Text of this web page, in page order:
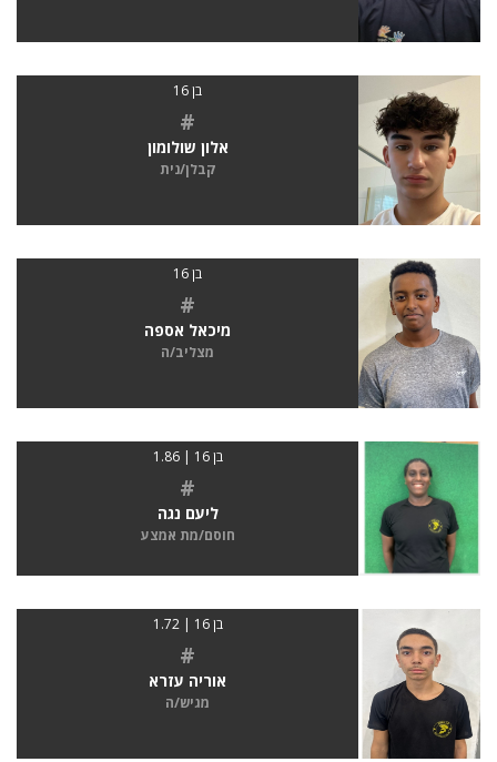
בן 16
#
אלון שולומון
קבלן/נית
בן 16
#
מיכאל אספה
מצליב/ה
בן 16 | 1.86
#
ליעם נגה
חוסם/מת אמצע
בן 16 | 1.72
#
אוריה עזרא
מגיש/ה